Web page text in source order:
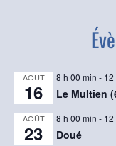
AOÛT
16
8 h 00 min - 12
Le Multien
AOÛT
23
8 h 00 min - 12
Doué